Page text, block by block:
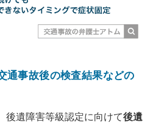
通事故後の検査結果などの
後遺障害等級認定に向けて後遺